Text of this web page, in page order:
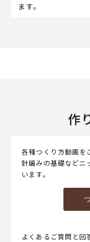
ます。
作
各種つくり方動画を
針編みの基礎などニ
います。
よくあるご質問と回